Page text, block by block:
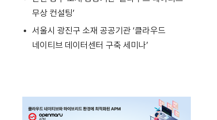
무상 컨설팅’
서울시 광진구 소재 공공기관 ‘클라우드
네이티브 데이터센터 구축 세미나’